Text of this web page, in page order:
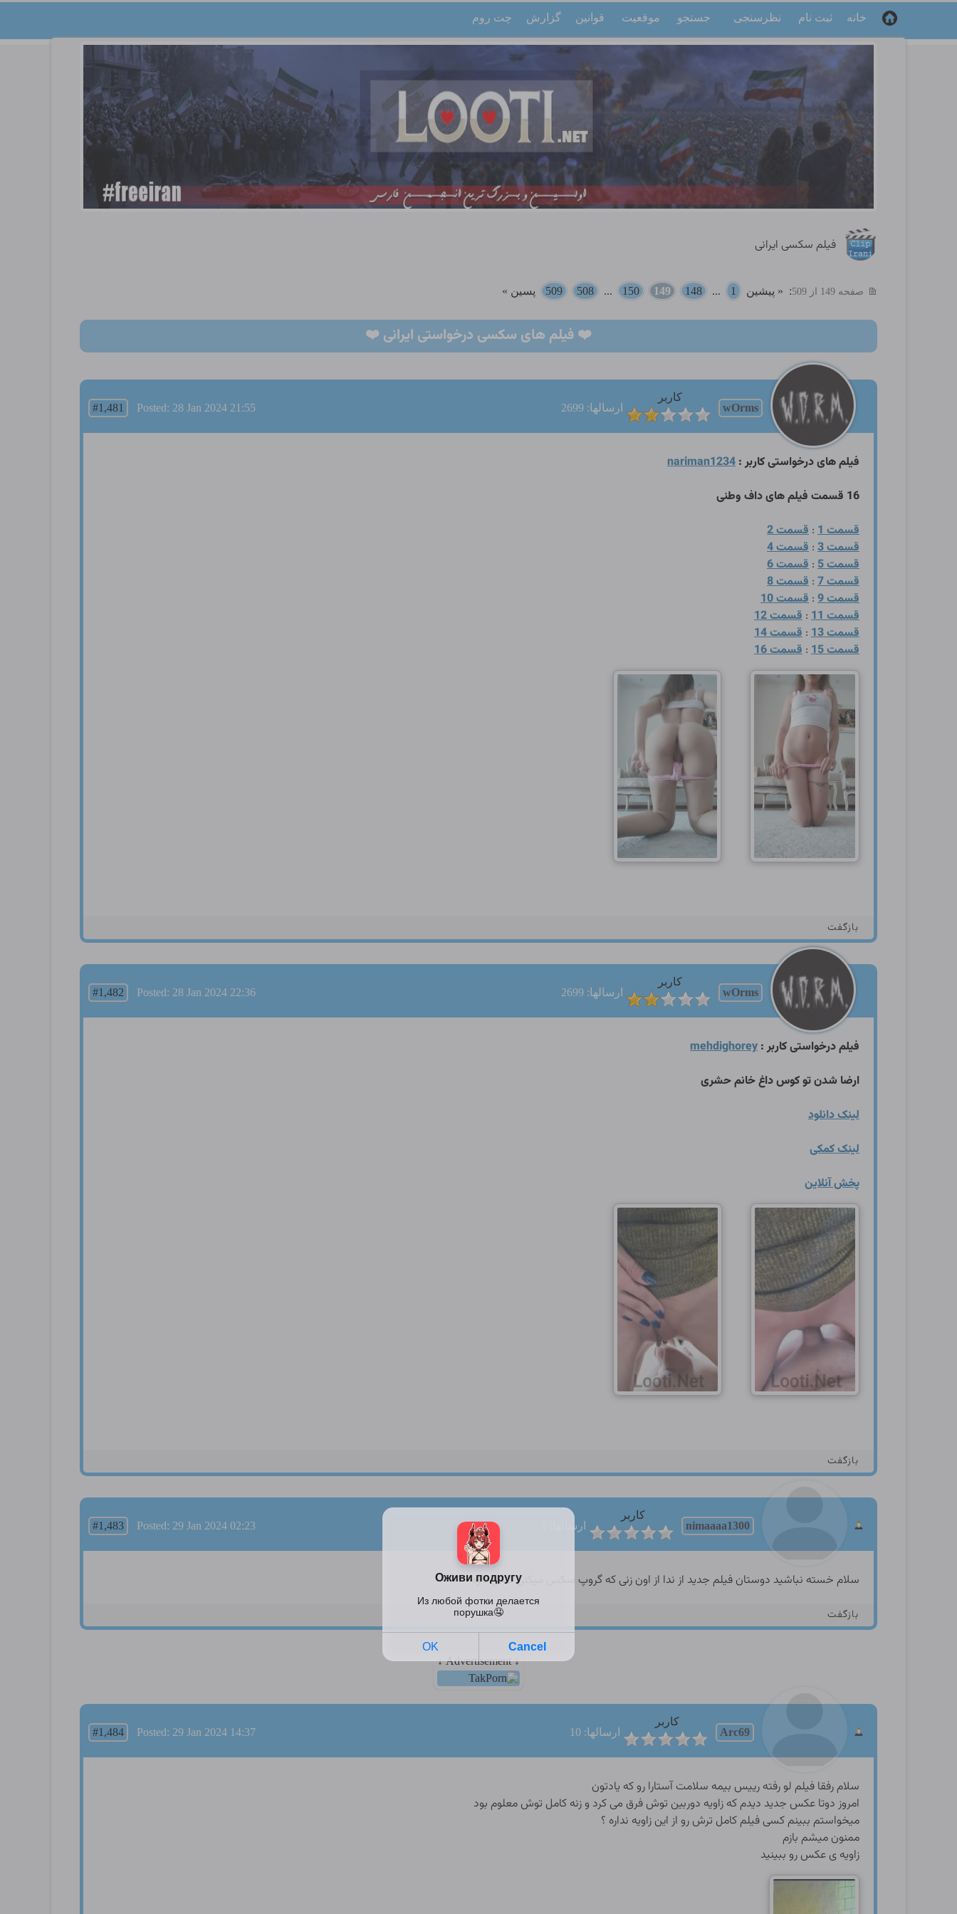
خانه ثبت نام نظرسنجی جستجو موقعیت قوانین گزارش چت روم
فیلم سکسی ایرانی
صفحه 149 از 509 : « پیشین 1
...
148
149
150
...
508
509 پسین »
❤️ فیلم های سکسی درخواستی ایرانی ❤️
wOrms
کاربر
ارسالها: 2699
#1,481 Posted: 28 Jan 2024 21:55
فیلم های درخواستی کاربر : nariman1234
16 قسمت فیلم های داف وطنی
قسمت 1 : قسمت 2
قسمت 3 : قسمت 4
قسمت 5 : قسمت 6
قسمت 7 : قسمت 8
قسمت 9 : قسمت 10
قسمت 11
: قسمت 12
قسمت 13
: قسمت 14
قسمت 15
: قسمت 16
بازگفت
wOrms
کاربر
ارسالها: 2699
#1,482 Posted: 28 Jan 2024 22:36
فیلم درخواستی کاربر : mehdighorey
ارضا شدن تو کوس داغ خانم حشری
لینک دانلود
لینک کمکی
پخش آنلاین
بازگفت
nimaaaa1300
کاربر
ارسالها: 1
#1,483 Posted: 29 Jan 2024 02:23
سلام خسته نباشید دوستان فیلم جدید از ندا از اون زنی که گروپ سکس میکنن کسی داره
بازگفت
↓ Advertisement ↓
Arc69
کاربر
ارسالها: 10
#1,484 Posted: 29 Jan 2024 14:37
سلام رفقا فیلم لو رفته رییس بیمه سلامت آستارا رو که یادتون
امروز دوتا عکس جدید دیدم که زاویه دوربین توش فرق می کرد و زنه کامل توش معلوم بود
میخواستم ببینم کسی فیلم کامل ترش رو از این زاویه نداره ؟
ممنون میشم بازم
زاویه ی عکس رو ببینید